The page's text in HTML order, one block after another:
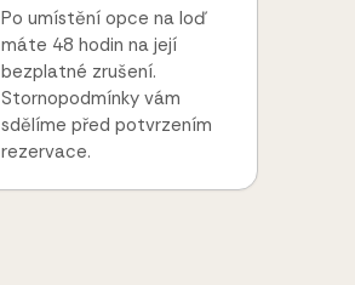
Po umístění opce na loď
máte 48 hodin na její
bezplatné zrušení.
Stornopodmínky vám
sdělíme před potvrzením
rezervace.